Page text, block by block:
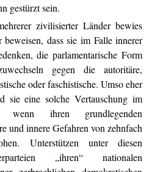
gestürzt sein.
zivilisierter Länder bewies
dass sie im Falle innerer
die parlamentarische Form
gegen die autoritäre,
oder faschistische. Umso eher
sie eine solche Vertauschung im
wenn ihren grundlegenden
und innere Gefahren von zehnfach
Unterstützen unter diesen
„ihren“ nationalen